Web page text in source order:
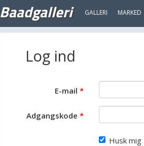
Baadgalleri GALLERI MARKED
Log ind
E-mail
Adgangskode
Husk mig